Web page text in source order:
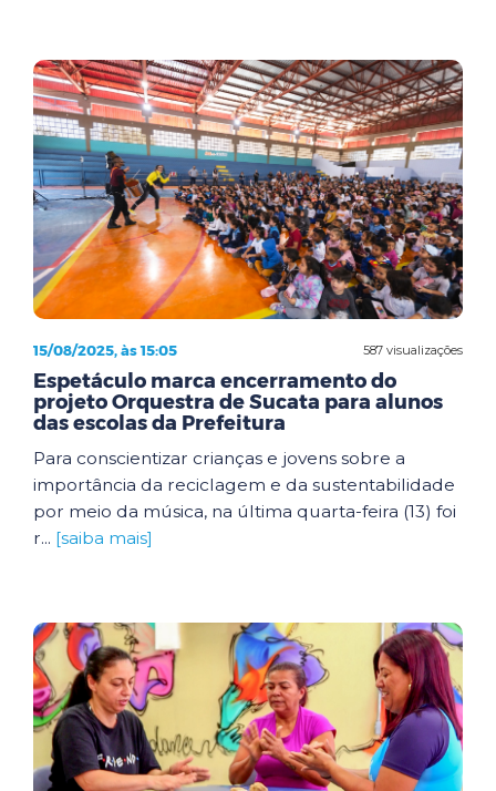
587 visualizações
15/08/2025, às 15:05
Espetáculo marca encerramento do
projeto Orquestra de Sucata para alunos
das escolas da Prefeitura
Para conscientizar crianças e jovens sobre a
importância da reciclagem e da sustentabilidade
por meio da música, na última quarta-feira (13) foi
r... [saiba mais]